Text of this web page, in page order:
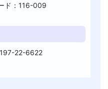
ド：116-009
22-6622